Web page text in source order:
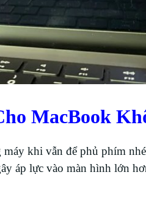
MacBook
máy khi vẫn để phủ phím
áp lực vào màn hình lớn